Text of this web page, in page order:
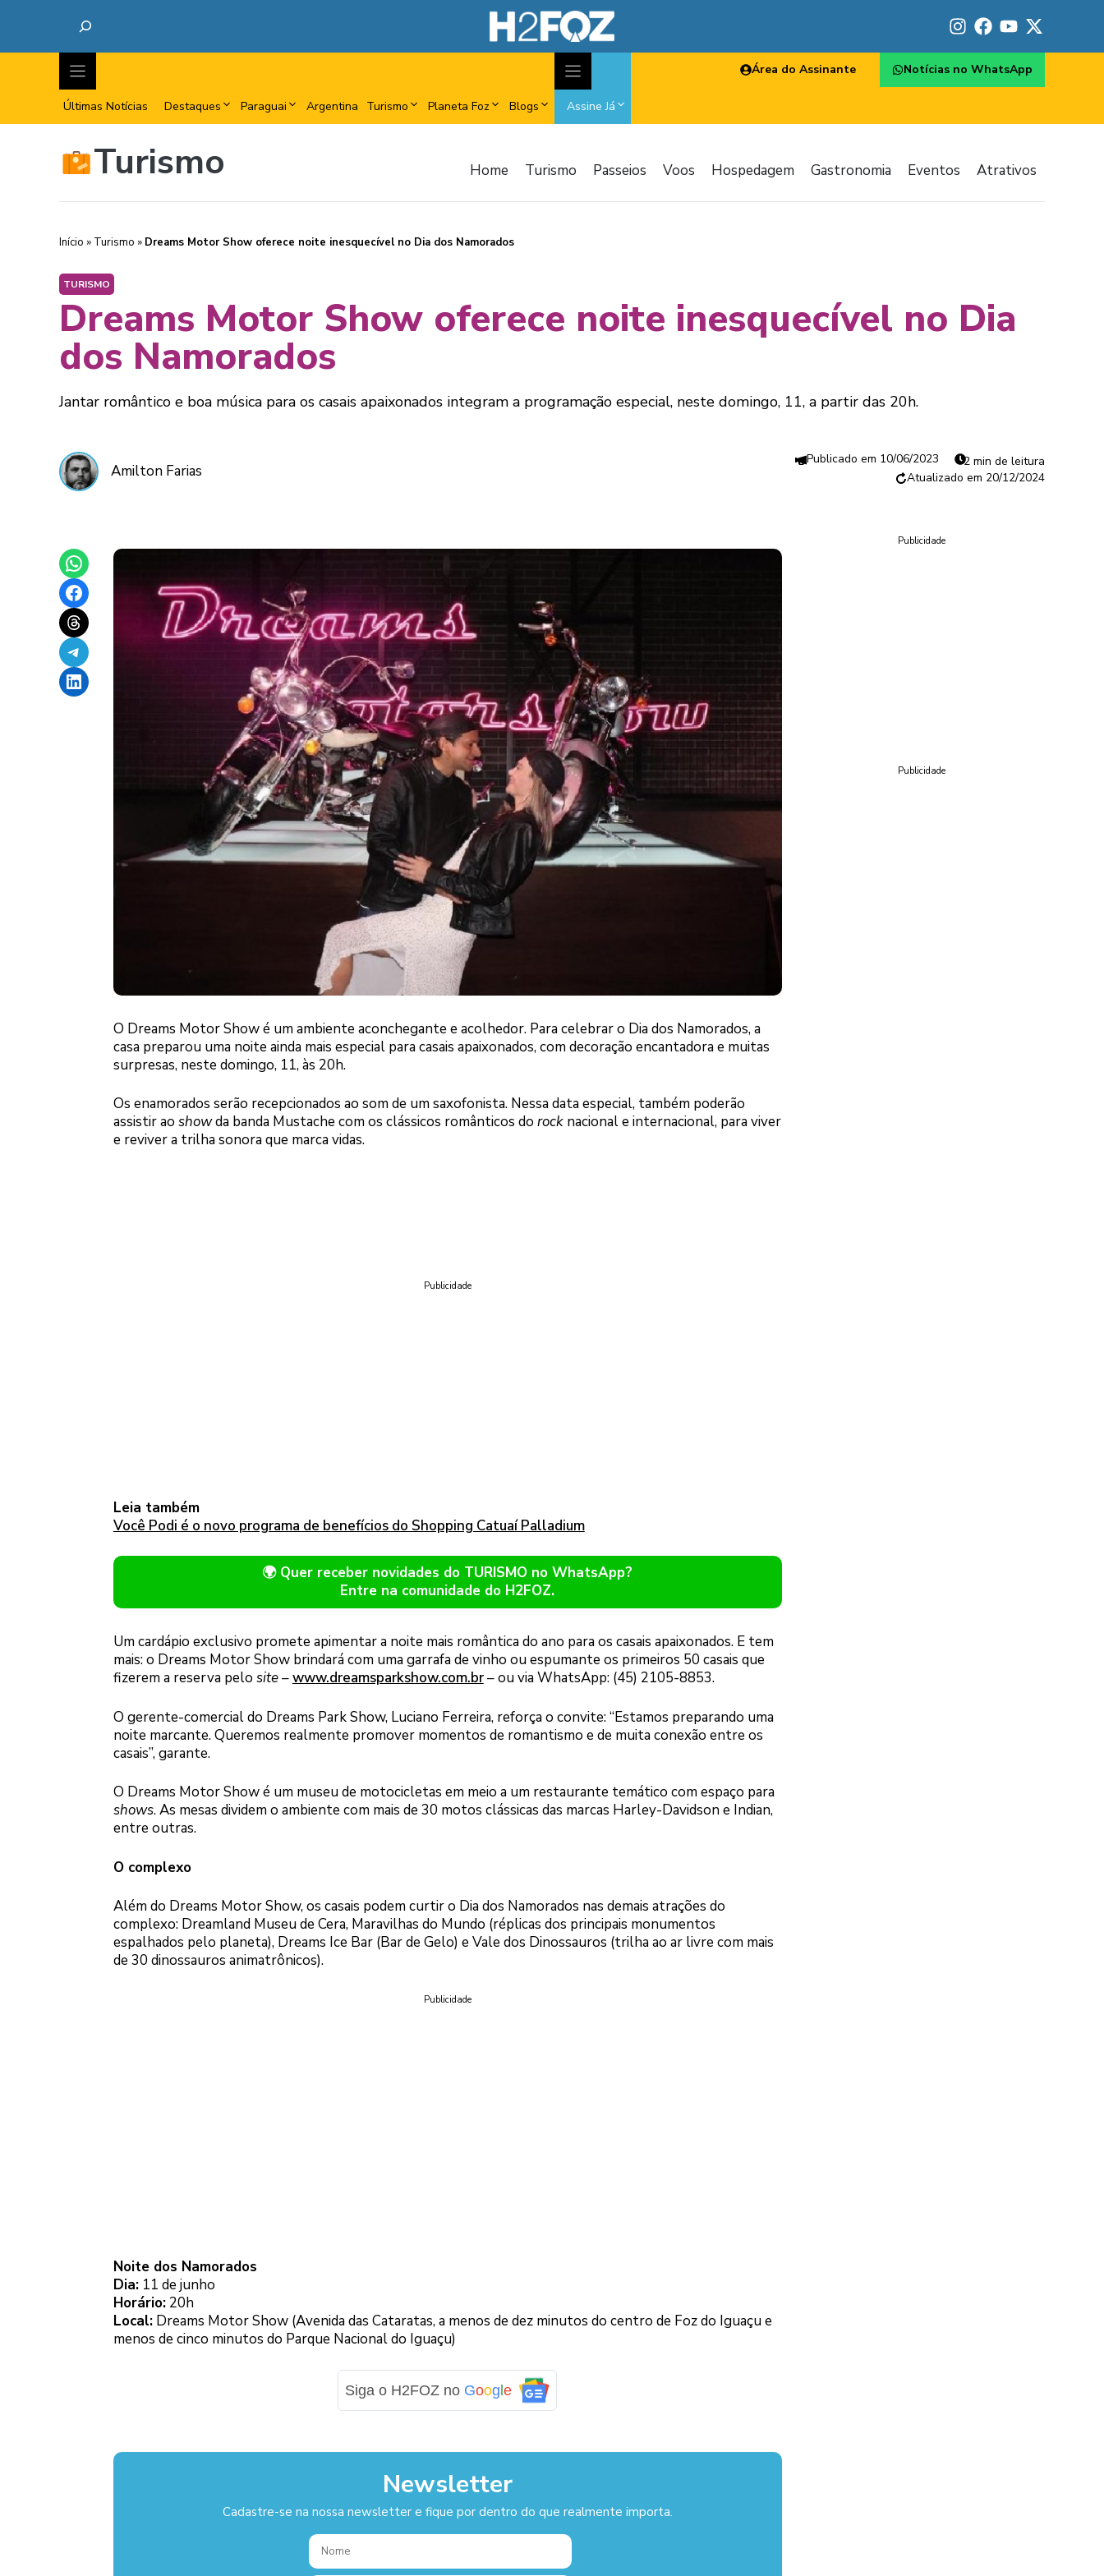
Últimas Notícias Destaques Paraguai Argentina Turismo Planeta Foz Blogs Assine Já
Área do Assinante Notícias no WhatsApp
Turismo Home Turismo Passeios Voos Hospedagem Gastronomia Eventos Atrativos
Início » Turismo » Dreams Motor Show oferece noite inesquecível no Dia dos Namorados
TURISMO
Dreams Motor Show oferece noite inesquecível no Dia
dos Namorados
Jantar romântico e boa música para os casais apaixonados integram a programação especial, neste domingo, 11, a partir das 20h.
Amilton Farias
10/06/2023
2 min de leitura
20/12/2024
Share on WhatsApp
Share on Facebook
Share on Threads
Share on Telegram
Share on LinkedIn
O Dreams Motor Show é um ambiente aconchegante e acolhedor. Para celebrar o Dia dos Namorados, a
casa preparou uma noite ainda mais especial para casais apaixonados, com decoração encantadora e muitas
surpresas, neste domingo, 11, às 20h.
Os enamorados serão recepcionados ao som de um saxofonista. Nessa data especial, também poderão
assistir ao showda banda Mustache com os clássicos românticos do rocknacional e internacional, para viver
e reviver a trilha sonora que marca vidas.
Publicidade
Leia também
Você Podi é o novo programa de benefícios do Shopping Catuaí Palladium
🌍 Quer receber novidades do TURISMO no WhatsApp?
Entre na comunidade do H2FOZ.
Um cardápio exclusivo promete apimentar a noite mais romântica do ano para os casais apaixonados. E tem
mais: o Dreams Motor Show brindará com uma garrafa de vinho ou espumante os primeiros 50 casais que
fizerem a reserva pelo site–www.dreamsparkshow.com.br– ou via WhatsApp: (45) 2105-8853.
O gerente-comercial do Dreams Park Show, Luciano Ferreira, reforça o convite: “Estamos preparando uma
noite marcante. Queremos realmente promover momentos de romantismo e de muita conexão entre os
casais”, garante.
O Dreams Motor Show é um museu de motocicletas em meio a um restaurante temático com espaço para
shows. As mesas dividem o ambiente com mais de 30 motos clássicas das marcas Harley-Davidson e Indian,
entre outras.
O complexo
Além do Dreams Motor Show, os casais podem curtir o Dia dos Namorados nas demais atrações do
complexo: Dreamland Museu de Cera, Maravilhas do Mundo (réplicas dos principais monumentos
espalhados pelo planeta), Dreams Ice Bar (Bar de Gelo) e Vale dos Dinossauros (trilha ao ar livre com mais
de 30 dinossauros animatrônicos).
Publicidade
Noite dos Namorados
Dia:11 de junho
Horário:20h
Local:Dreams Motor Show (Avenida das Cataratas, a menos de dez minutos do centro de Foz do Iguaçu e
menos de cinco minutos do Parque Nacional do Iguaçu)
Siga o H2FOZ no Google
Newsletter
Cadastre-se na nossa newsletter e fique por dentro do que realmente importa.
Publicidade
Publicidade